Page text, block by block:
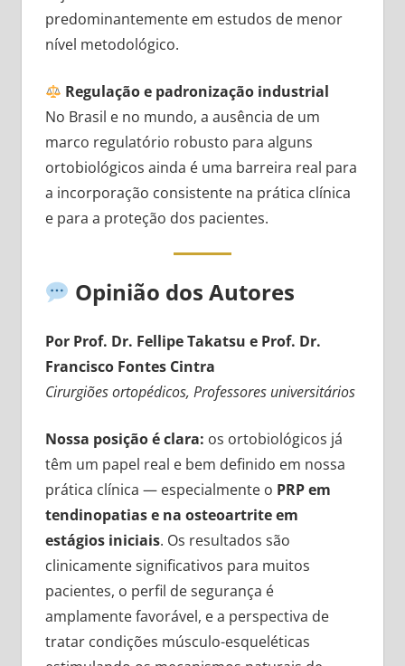
predominantemente em estudos de menor
nível metodológico.
Regulação e padronização industrial
No Brasil e no mundo, a ausência de um
marco regulatório robusto para alguns
ortobiológicos ainda é uma barreira real para
a incorporação consistente na prática clínica
e para a proteção dos pacientes.
Opinião dos Autores
Por Prof. Dr. Fellipe Takatsu e Prof. Dr.
Francisco Fontes Cintra
Cirurgiões ortopédicos, Professores universitários
Nossa posição é clara: os ortobiológicos já
têm um papel real e bem definido em nossa
prática clínica — especialmente o PRP em
tendinopatias e na osteoartrite em
estágios iniciais. Os resultados são
clinicamente significativos para muitos
pacientes, o perfil de segurança é
amplamente favorável, e a perspectiva de
tratar condições músculo-esqueléticas